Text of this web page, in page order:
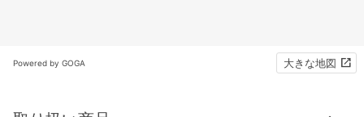
Powered by GOGA 大きな地図